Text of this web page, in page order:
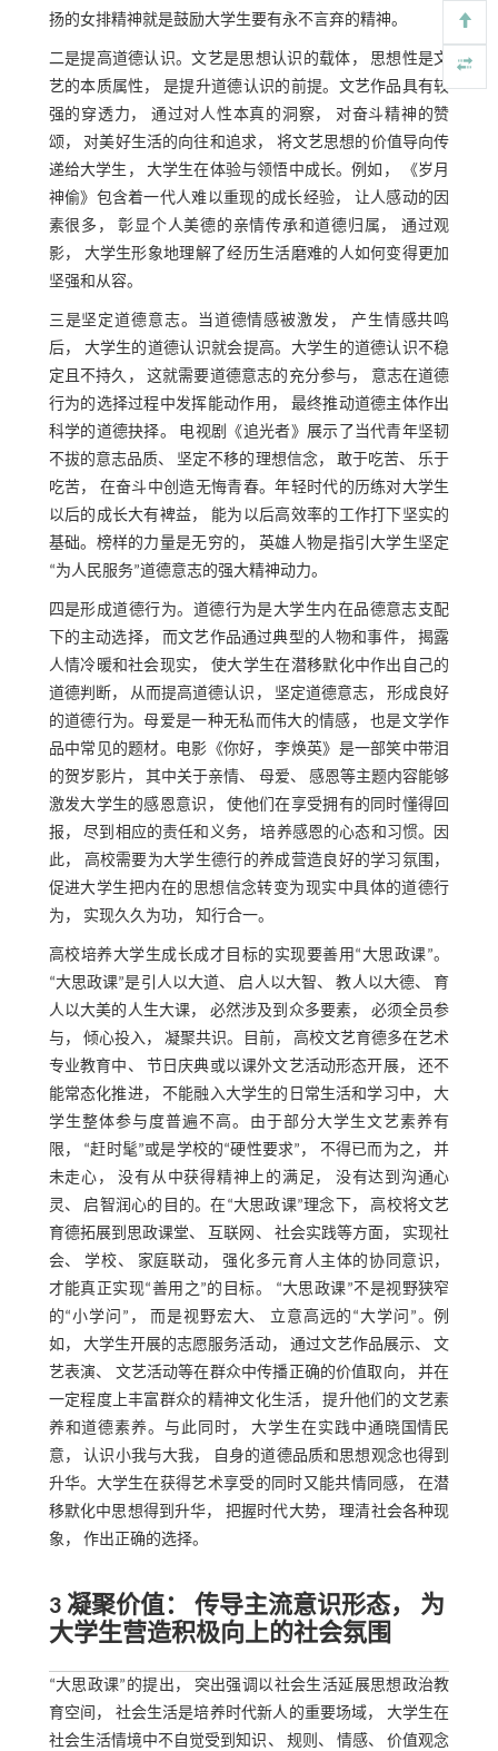
扬的女排精神就是鼓励大学生要有永不言弃的精神。
二是提高道德认识。文艺是思想认识的载体， 思想性是文
艺的本质属性， 是提升道德认识的前提。文艺作品具有较
强的穿透力， 通过对人性本真的洞察， 对奋斗精神的赞
颂， 对美好生活的向往和追求， 将文艺思想的价值导向传
递给大学生， 大学生在体验与领悟中成长。例如， 《岁月
神偷》包含着一代人难以重现的成长经验， 让人感动的因
素很多， 彰显个人美德的亲情传承和道德归属， 通过观
影， 大学生形象地理解了经历生活磨难的人如何变得更加
坚强和从容。
三是坚定道德意志。当道德情感被激发， 产生情感共鸣
后， 大学生的道德认识就会提高。大学生的道德认识不稳
定且不持久， 这就需要道德意志的充分参与， 意志在道德
行为的选择过程中发挥能动作用， 最终推动道德主体作出
科学的道德抉择。 电视剧《追光者》展示了当代青年坚韧
不拔的意志品质、 坚定不移的理想信念， 敢于吃苦、 乐于
吃苦， 在奋斗中创造无悔青春。年轻时代的历练对大学生
以后的成长大有裨益， 能为以后高效率的工作打下坚实的
基础。榜样的力量是无穷的， 英雄人物是指引大学生坚定
“为人民服务”道德意志的强大精神动力。
四是形成道德行为。道德行为是大学生内在品德意志支配
下的主动选择， 而文艺作品通过典型的人物和事件， 揭露
人情冷暖和社会现实， 使大学生在潜移默化中作出自己的
道德判断， 从而提高道德认识， 坚定道德意志， 形成良好
的道德行为。母爱是一种无私而伟大的情感， 也是文学作
品中常见的题材。电影《你好， 李焕英》是一部笑中带泪
的贺岁影片， 其中关于亲情、 母爱、 感恩等主题内容能够
激发大学生的感恩意识， 使他们在享受拥有的同时懂得回
报， 尽到相应的责任和义务， 培养感恩的心态和习惯。因
此， 高校需要为大学生德行的养成营造良好的学习氛围，
促进大学生把内在的思想信念转变为现实中具体的道德行
为， 实现久久为功， 知行合一。
高校培养大学生成长成才目标的实现要善用“大思政课”。
“大思政课”是引人以大道、 启人以大智、 教人以大德、 育
人以大美的人生大课， 必然涉及到众多要素， 必须全员参
与， 倾心投入， 凝聚共识。目前， 高校文艺育德多在艺术
专业教育中、 节日庆典或以课外文艺活动形态开展， 还不
能常态化推进， 不能融入大学生的日常生活和学习中， 大
学生整体参与度普遍不高。由于部分大学生文艺素养有
限， “赶时髦”或是学校的“硬性要求”， 不得已而为之， 并
未走心， 没有从中获得精神上的满足， 没有达到沟通心
灵、 启智润心的目的。在“大思政课”理念下， 高校将文艺
育德拓展到思政课堂、 互联网、 社会实践等方面， 实现社
会、 学校、 家庭联动， 强化多元育人主体的协同意识，
才能真正实现“善用之”的目标。 “大思政课”不是视野狭窄
的“小学问”， 而是视野宏大、 立意高远的“大学问”。例
如， 大学生开展的志愿服务活动， 通过文艺作品展示、 文
艺表演、 文艺活动等在群众中传播正确的价值取向， 并在
一定程度上丰富群众的精神文化生活， 提升他们的文艺素
养和道德素养。与此同时， 大学生在实践中通晓国情民
意， 认识小我与大我， 自身的道德品质和思想观念也得到
升华。大学生在获得艺术享受的同时又能共情同感， 在潜
移默化中思想得到升华， 把握时代大势， 理清社会各种现
象， 作出正确的选择。
3 凝聚价值： 传导主流意识形态， 为
大学生营造积极向上的社会氛围
“大思政课”的提出， 突出强调以社会生活延展思想政治教
育空间， 社会生活是培养时代新人的重要场域， 大学生在
社会生活情境中不自觉受到知识、 规则、 情感、 价值观念